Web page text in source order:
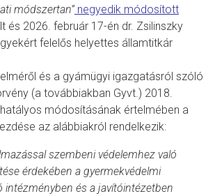
módszertan”negyedik módosított
és 2026. február 17-én dr. Zsilinszky
felelős helyettes államtitkár
és a gyámügyi igazgatásról szóló
(a továbbiakban Gyvt.) 2018.
módosításának értelmében a
az alábbiakról rendelkezik:
szembeni védelemhez való
érdekében a gyermekvédelmi
intézményben és a javítóintézetben